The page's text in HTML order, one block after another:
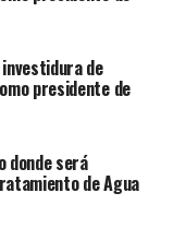
de
presidente de
donde será
de Agua